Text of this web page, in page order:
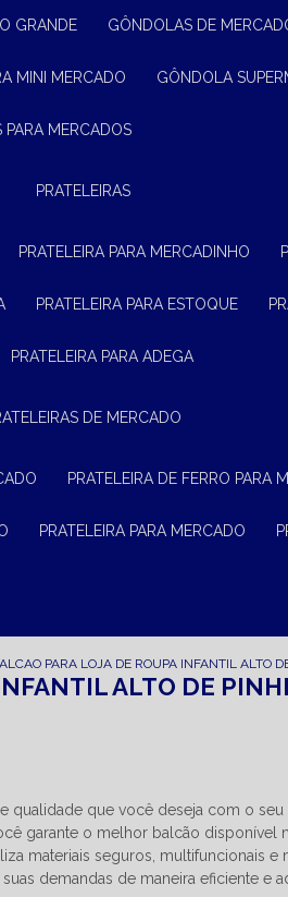
GRANDE GÔNDOLAS DE
MINI MERCADO GÔNDOLA
PARA MERCADOS
PRATELEIRAS
PRATELEIRA PARA MERCADINHO
PRATELEIRA PARA ESTOQUE
PRATELEIRA PARA ADEGA
DE MERCADO
PRATELEIRA DE FERRO PARA
PRATELEIRA PARA MERCADO
PARA LOJA DE ROUPA INFANTIL ALTO
ALTO DE
qualidade que você deseja com o seu
garante o melhor balcão disponível
materiais seguros, multifuncionais e
demandas de maneira eficiente e